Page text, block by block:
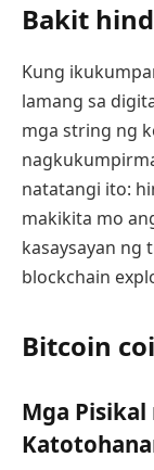
Bakit
Kung
lamang sa
mga string ng
natatangi ito:
makikita mo
kasaysayan ng
blockchain
Bitcoin
Mga